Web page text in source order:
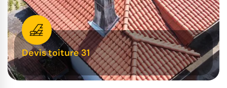
Devis toiture 31